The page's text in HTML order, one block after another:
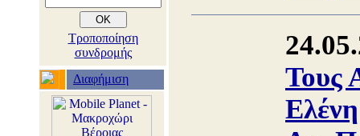
Τροποποίηση
συνδρομής
Διαφήμιση
Τους